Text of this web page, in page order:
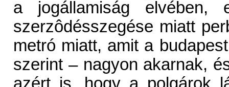
a jogállamiság elvében,
szerzôdésszegése miatt
metró miatt, amit a
szerint – nagyon akarnak,